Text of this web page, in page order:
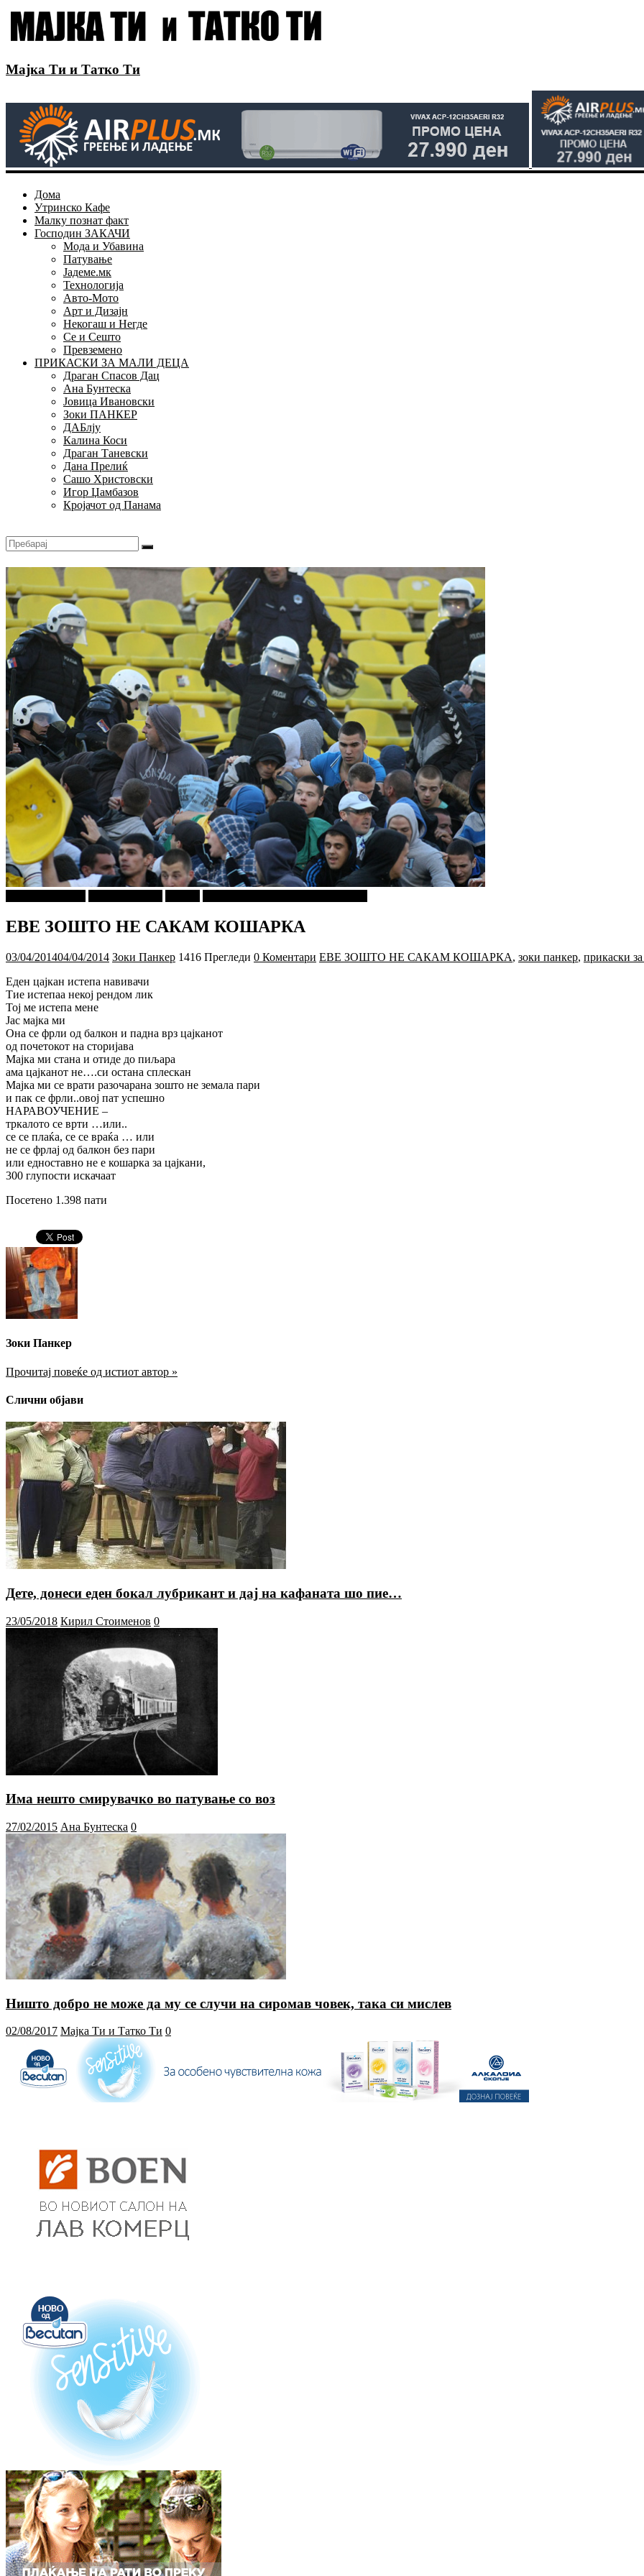
Мајка Ти и Татко Ти
Дома
Утринско Кафе
Малку познат факт
Господин ЗАКАЧИ
Мода и Убавина
Патување
Јадеме.мк
Технологија
Авто-Мото
Арт и Дизајн
Некогаш и Негде
Се и Сешто
Превземено
ПРИКАСКИ ЗА МАЛИ ДЕЦА
Драган Спасов Дац
Ана Бунтеска
Јовица Ивановски
Зоки ПАНКЕР
ДАБлју
Калина Коси
Драган Таневски
Дана Прелиќ
Сашо Христовски
Игор Џамбазов
Кројачот од Панама
ЕВЕ ЗОШТО НЕ САКАМ КОШАРКА
03/04/201404/04/2014 Зоки Панкер 1416 Прегледи 0 Коментари ЕВЕ ЗОШТО НЕ САКАМ КОШАРКА, зоки панкер, прикаски
Еден цајкан истепа навивачи
Тие истепаа некој рендом лик
Тој ме истепа мене
Јас мајка ми
Она се фрли од балкон и падна врз цајканот
од почетокот на сторијава
Мајка ми стана и отиде до пиљара
ама цајканот не….си остана сплескан
Мајка ми се врати разочарана зошто не земала пари
и пак се фрли..овој пат успешно
НАРАВОУЧЕНИЕ –
тркалото се врти …или..
се се плаќа, се се враќа … или
не се фрлај од балкон без пари
или едноставно не е кошарка за цајкани,
300 глупости искачаат
Посетено 1.398 пати
Зоки Панкер
Прочитај повеќе од истиот автор »
Слични објави
Дете, донеси еден бокал лубрикант и дај на кафаната шо пие…
23/05/2018 Кирил Стоименов 0
Има нешто смирувачко во патување со воз
27/02/2015 Ана Бунтеска 0
Ништо добро не може да му се случи на сиромав човек, така си мислев
02/08/2017 Мајка Ти и Татко Ти 0